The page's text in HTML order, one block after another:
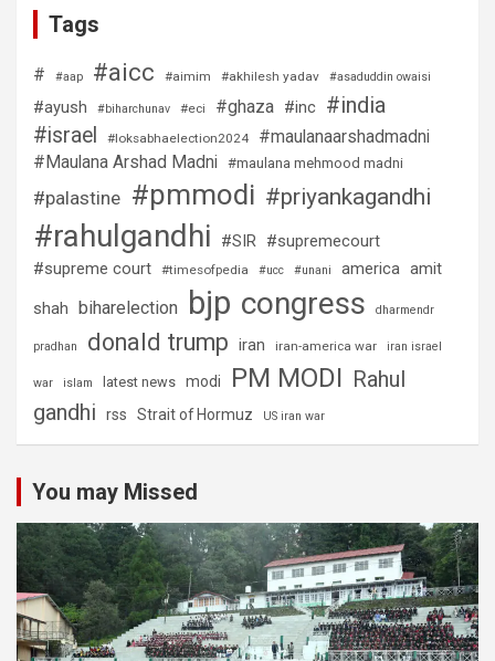
Tags
# #aap #aicc #aimim #akhilesh yadav #asaduddin owaisi
#ayush #biharchunav #eci #ghaza #inc #india
#israel #loksabhaelection2024
#maulanaarshadmadni
#Maulana Arshad Madni
#maulana mehmood madni
#palastine #pmmodi #priyankagandhi
#rahulgandhi #SIR #supremecourt
#supreme court
#timesofpedia #ucc #unani america amit
shah
biharelection bjp congress dharmendr
pradhan donald trump iran iran-america war iran israel
war islam latest news modi PM MODI Rahul
gandhi
rss Strait of Hormuz US iran war
You may Missed